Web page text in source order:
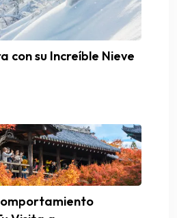
con su Increíble Nieve